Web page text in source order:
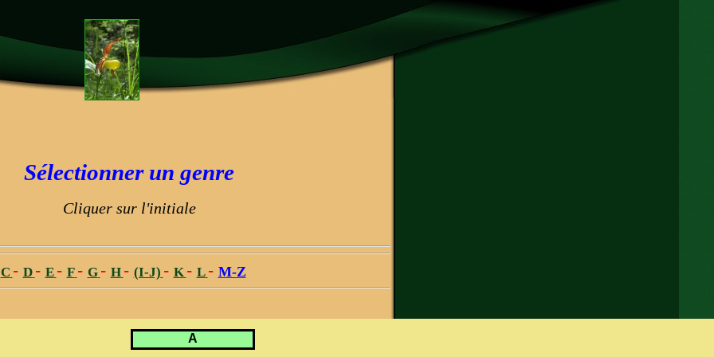
Sélectionner un genre
Cliquer sur l'initiale
C - D - E - F - G - H - (I-J) - K - L - M-Z
A